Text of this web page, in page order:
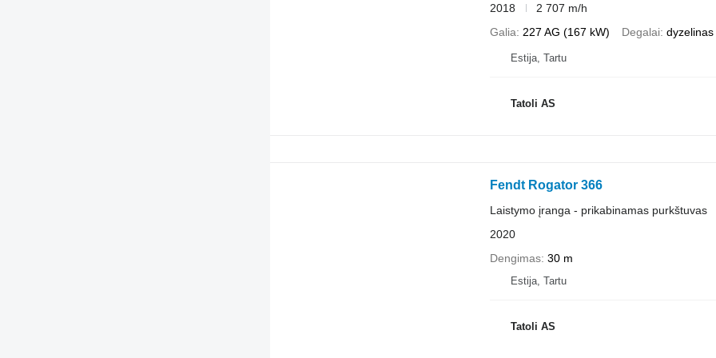
2018
2 707 m/h
Galia
227 AG (167 kW) Degalai dyzelinas
Estija, Tartu
Tatoli AS
Fendt Rogator 366
Laistymo įranga - prikabinamas purkštuvas
2020
Dengimas 30 m
Estija, Tartu
Tatoli AS